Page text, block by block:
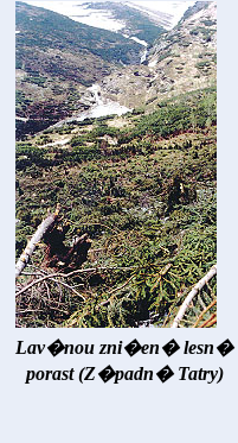
Lav�nou zni�en� lesn�
porast (Z�padn� Tatry)